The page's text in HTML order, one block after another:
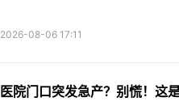
2026-08-06 17:11
医院门口突发急产？别慌！这